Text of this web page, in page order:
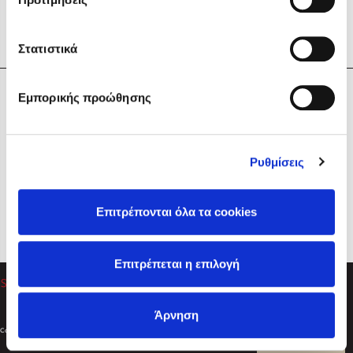
Στατιστικά
Εμπορικής προώθησης
Ρυθμίσεις
Επιτρέπονται όλα τα cookies
Επιτρέπεται η επιλογή
Άρνηση
Sebastian Fitzek
Playlist
Στέφανος Ξενάκης
Φίλτρα
Υπηρεσίες
Βοήθεια
Ακολουθήστε μας
Copyright © 2026
Created by